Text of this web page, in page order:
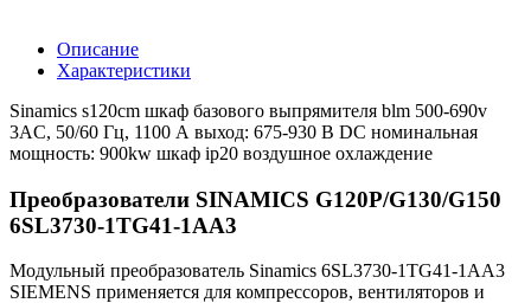
Описание
Характеристики
Sinamics s120cm шкаф базового выпрямителя blm 500-690v
3AC, 50/60 Гц, 1100 А выход: 675-930 В DC номинальная
мощность: 900kw шкаф ip20 воздушное охлаждение
Преобразователи SINAMICS G120P/G130/G150
6SL3730-1TG41-1AA3
Модульный преобразователь Sinamics 6SL3730-1TG41-1AA3
SIEMENS применяется для компрессоров, вентиляторов и